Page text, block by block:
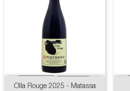
Olla Rouge 2025 - Matassa